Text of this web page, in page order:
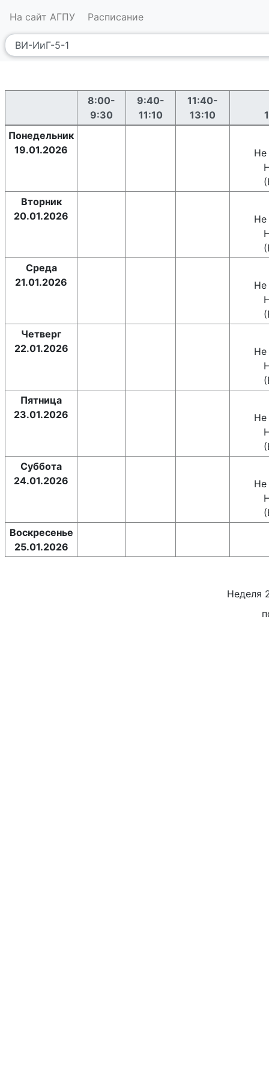
На сайт АГПУ Расписание
8:00-
9:30
9:40-
11:10
11:40-
13:10
Понедельник
19.01.2026
Не
Вторник
20.01.2026
Не
Среда
21.01.2026
Не
Четверг
22.01.2026
Не
Пятница
23.01.2026
Не
Суббота
24.01.2026
Не
Воскресенье
25.01.2026
Неделя